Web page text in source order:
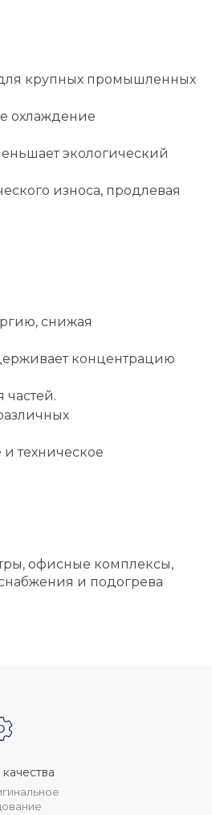
крупных промышленных
охлаждение
экологический
износа, продлевая
снижая
концентрацию
техническое
офисные комплексы,
и подогрева